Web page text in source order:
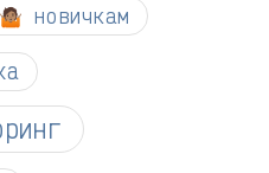
🤷🏽 новичкам